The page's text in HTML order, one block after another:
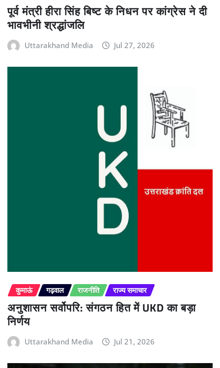
पूर्व मंत्री हीरा सिंह बिष्ट के निधन पर कांग्रेस ने दी
भावभीनी श्रद्धांजलि
Uttarakhand Media Jul 27, 2026
कुमाऊं गढ़वाल राजनीति राज्य समाचार
अनुशासन सर्वोपरि: संगठन हित में UKD का बड़ा
निर्णय
Uttarakhand Media Jul 21, 2026